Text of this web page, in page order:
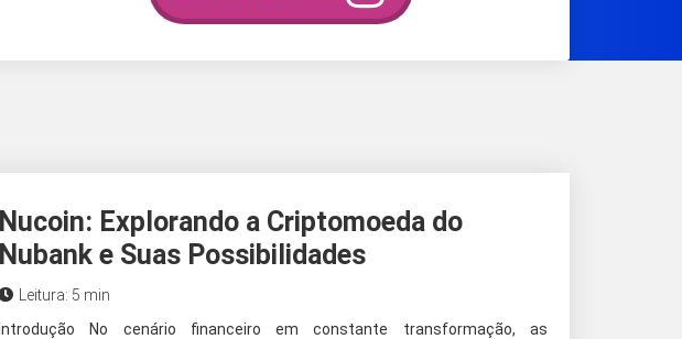
Nucoin: Explorando a Criptomoeda do
Nubank e Suas Possibilidades
Leitura: 5 min
Introdução No cenário financeiro em constante transformação, as